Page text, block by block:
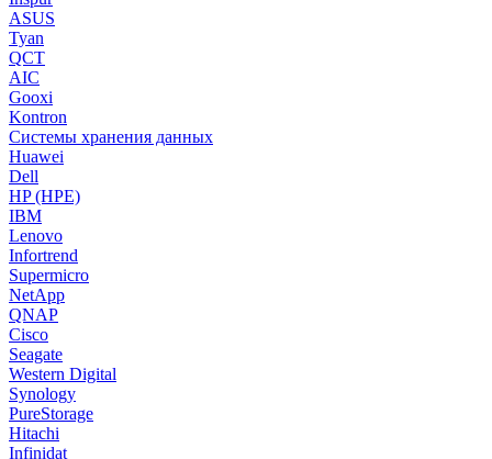
ASUS
Tyan
QCT
AIC
Gooxi
Kontron
Системы хранения данных
Huawei
Dell
HP (HPE)
IBM
Lenovo
Infortrend
Supermicro
NetApp
QNAP
Cisco
Seagate
Western Digital
Synology
PureStorage
Hitachi
Infinidat